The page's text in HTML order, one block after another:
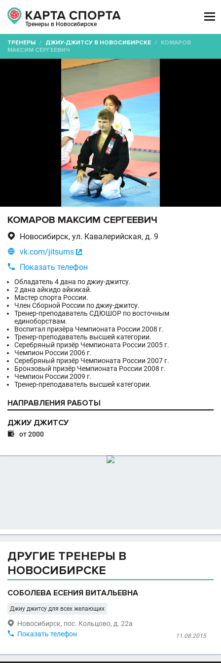
Тренеры в Новосибирске

ТРЕНЕРЫ / ДЖИУ-ДЖИТСУ В НОВОСИБИРСКЕ / КОМАРОВ
МАКСИМ СЕРГЕЕВИЧ
КОМАРОВ МАКСИМ СЕРГЕЕВИЧ
 Новосибирск, ул. Кавалерийская, д. 9
 vk.com/jitsums 

Показать телефон
Обладатель 4 дана по джиу-джитсу.
2 дана айкидо айкикай.
Мастер спорта России.
Член Сборной России по джиу-джитсу.
Тренер-преподаватель СДЮШОР по восточным
единоборствам.
Воспитал призёра Чемпионата России 2008 г.
Тренер-преподаватель высшей категории.
Серебряный призёр Чемпионата России 2005 г.
Чемпион России 2006 г.
Серебряный призёр Чемпионата России 2007 г.
Бронзовый призёр Чемпионата России 2008 г.
Чемпион России 2009 г.
Тренер-преподаватель высшей категории.
НАПРАВЛЕНИЯ РАБОТЫ
ДЖИУ ДЖИТСУ
 от 2000
ДРУГИЕ ТРЕНЕРЫ В
НОВОСИБИРСКЕ
СОБОЛЕВА ЕСЕНИЯ ВИТАЛЬЕВНА
Джиу джитсу для всех желающих
 Новосибирск, пос. Кольцово, д. 22а
11.08.2015
 Показать телефон